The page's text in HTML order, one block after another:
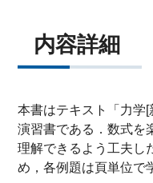
内容詳細
本書はテキスト「力学
演習書である．数式を
理解できるよう工夫し
め，各例題は頁単位で